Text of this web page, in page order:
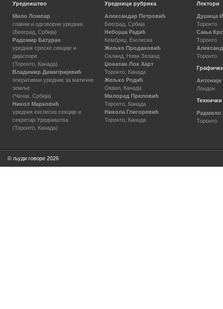
Уредништво
Мило Ломпар
главни и одговорни уредник
(Београд, Србија)
Радомир Батуран
уредник српске секције и
дијаспоре
(Торонто, Канада)
Владимир Димитријевић
оперативни уредник за матичне
земље
(Чачак, Србија)
Никол Марковић
уредник енглеске секције и
секретар Уредништва
(Торонто, Канада)
Уредници рубрика
Александар Петровић
Београд, Србија
Небојша Радић
Кембриџ, Енглеска
Жељко Продановић
Окланд, Нови Зеланд
Џонатан Лок Харт
Торонто, Канада
Жељко Родић
Оквил, Канада
Милорад Преловић
Торонто, Канада
Никола Глигоревић
Торонто, Канада
Лектори
Душица
Торонто
Сања
Торонто
Торонто
Лондон
Торонто
© људи говоре 2026